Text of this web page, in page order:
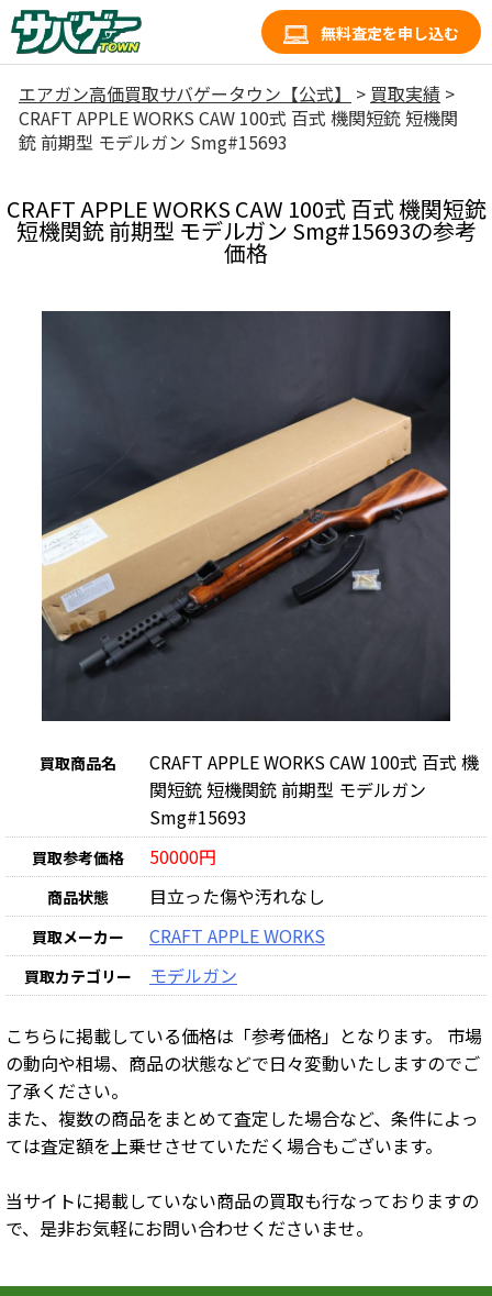
無料査定を申し込む
エアガン高価買取サバゲータウン【公式】 > 買取実績 >
CRAFT APPLE WORKS CAW 100式 百式 機関短銃 短機関
銃 前期型 モデルガン Smg#15693
CRAFT APPLE WORKS CAW 100式 百式 機関短銃
短機関銃 前期型 モデルガン Smg#15693の参考
価格
買取商品名
CRAFT APPLE WORKS CAW 100式 百式 機
関短銃 短機関銃 前期型 モデルガン
Smg#15693
買取参考価格 50000円
商品状態 目立った傷や汚れなし
買取メーカー CRAFT APPLE WORKS
買取カテゴリー モデルガン
こちらに掲載している価格は「参考価格」となります。 市場
の動向や相場、商品の状態などで日々変動いたしますのでご
了承ください。
また、複数の商品をまとめて査定した場合など、条件によっ
ては査定額を上乗せさせていただく場合もございます。
当サイトに掲載していない商品の買取も行なっておりますの
で、是非お気軽にお問い合わせくださいませ。